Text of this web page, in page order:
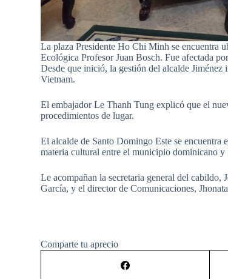
La plaza Presidente Ho Chi Minh se encuentra
Ecológica Profesor Juan Bosch. Fue afectada
Desde que inició, la gestión del alcalde Jiménez
Vietnam.
El embajador Le Thanh Tung explicó que el
procedimientos de lugar.
El alcalde de Santo Domingo Este se encuentra
materia cultural entre el municipio dominicano y
Le acompañan la secretaria general del cabildo,
García, y el director de Comunicaciones,
Comparte tu aprecio